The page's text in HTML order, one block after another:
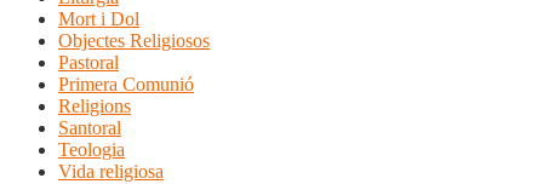
Mort i Dol
Objectes Religiosos
Pastoral
Primera Comunió
Religions
Santoral
Teologia
Vida religiosa